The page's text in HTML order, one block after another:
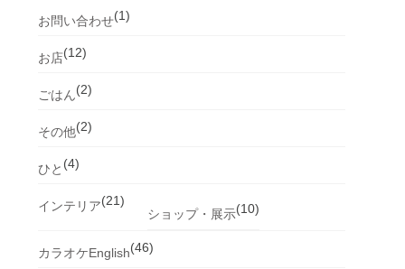
お問い合わせ(1)
お店(12)
ごはん(2)
その他(2)
ひと (4)
インテリア(21)
ショップ・展示(10)
カラオケEnglish(46)